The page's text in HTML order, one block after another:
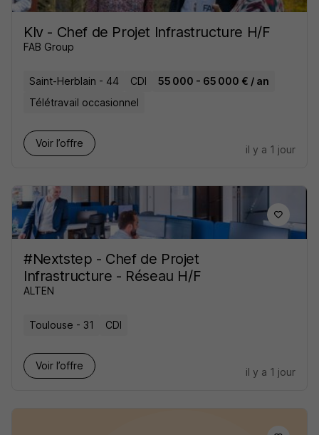
Klv - Chef de Projet Infrastructure H/F
FAB Group
Saint-Herblain - 44 CDI
55 000 - 65 000 € / an
Télétravail occasionnel
Voir l’offre
il y a 1 jour
#Nextstep - Chef de Projet
Infrastructure - Réseau H/F
ALTEN
Toulouse - 31 CDI
Voir l’offre
il y a 1 jour